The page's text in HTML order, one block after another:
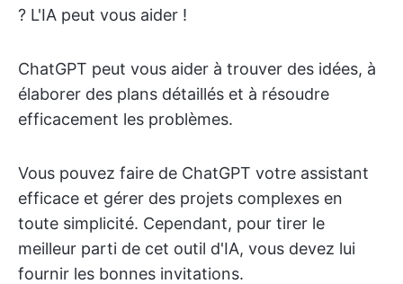
? L'IA peut vous aider !
ChatGPT peut vous aider à trouver des idées, à
élaborer des plans détaillés et à résoudre
efficacement les problèmes.
Vous pouvez faire de ChatGPT votre assistant
efficace et gérer des projets complexes en
toute simplicité. Cependant, pour tirer le
meilleur parti de cet outil d'IA, vous devez lui
fournir les bonnes invitations.